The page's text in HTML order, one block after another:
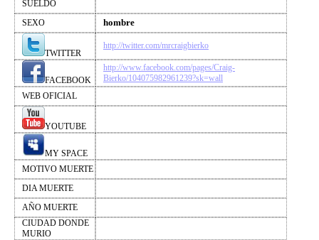
SUELDO
SEXO
hombre
TWITTER
http://twitter.com/mrcraigbierko
FACEBOOK
http://www.facebook.com/pages/Craig-
Bierko/104075982961239?sk=wall
WEB OFICIAL
YOUTUBE
MY SPACE
MOTIVO MUERTE
DIA MUERTE
AÑO MUERTE
CIUDAD DONDE
MURIO